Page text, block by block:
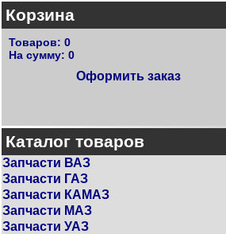
Корзина
Товаров: 0
На сумму: 0
Оформить заказ
Каталог товаров
Запчасти ВАЗ
Запчасти ГАЗ
Запчасти КАМАЗ
Запчасти МАЗ
Запчасти УАЗ